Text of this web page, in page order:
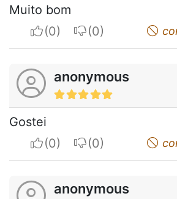
Muito bom
I apreciateI do not
anonymous
Gostei
I apreciateI do not
anonymous